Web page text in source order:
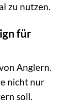
zu nutzen.
für
Anglern.
nicht nur
soll.